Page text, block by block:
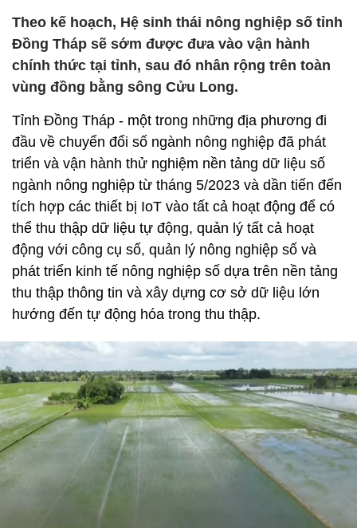
Theo kế hoạch, Hệ sinh thái nông nghiệp số tỉnh
Đồng Tháp sẽ sớm được đưa vào vận hành
chính thức tại tỉnh, sau đó nhân rộng trên toàn
vùng đồng bằng sông Cửu Long.
Tỉnh Đồng Tháp - một trong những địa phương đi
đầu về chuyển đổi số ngành nông nghiệp đã phát
triển và vận hành thử nghiệm nền tảng dữ liệu số
ngành nông nghiệp từ tháng 5/2023 và dần tiến đến
tích hợp các thiết bị IoT vào tất cả hoạt động để có
thể thu thập dữ liệu tự động, quản lý tất cả hoạt
động với công cụ số, quản lý nông nghiệp số và
phát triển kinh tế nông nghiệp số dựa trên nền tảng
thu thập thông tin và xây dựng cơ sở dữ liệu lớn
hướng đến tự động hóa trong thu thập.